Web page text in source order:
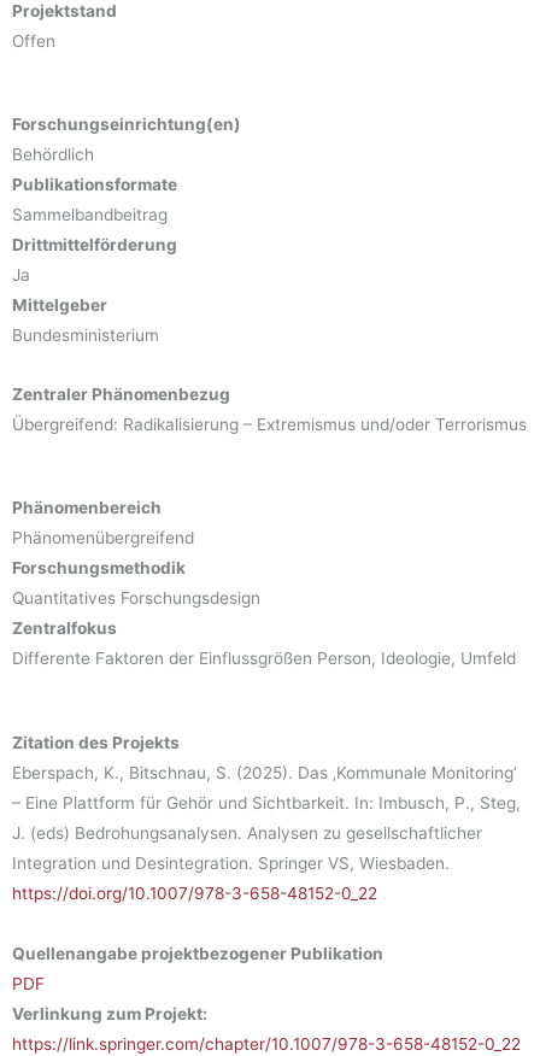
Projektstand
Offen
Forschungseinrichtung(en)
Behördlich
Publikationsformate
Sammelbandbeitrag
Drittmittelförderung
Ja
Mittelgeber
Bundesministerium
Zentraler Phänomenbezug
Übergreifend: Radikalisierung – Extremismus und/oder Terrorismus
Phänomenbereich
Phänomenübergreifend
Forschungsmethodik
Quantitatives Forschungsdesign
Zentralfokus
Differente Faktoren der Einflussgrößen Person, Ideologie, Umfeld
Zitation des Projekts
Eberspach, K., Bitschnau, S. (2025). Das ‚Kommunale Monitoring‘
– Eine Plattform für Gehör und Sichtbarkeit. In: Imbusch, P., Steg,
J. (eds) Bedrohungsanalysen. Analysen zu gesellschaftlicher
Integration und Desintegration. Springer VS, Wiesbaden.
https://doi.org/10.1007/978-3-658-48152-0_22
Quellenangabe projektbezogener Publikation
PDF
Verlinkung zum Projekt:
https://link.springer.com/chapter/10.1007/978-3-658-48152-0_22